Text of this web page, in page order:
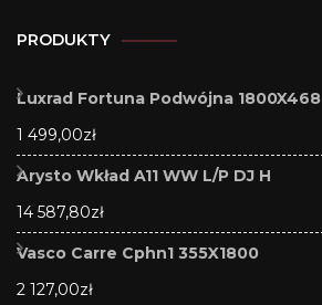
PRODUKTY
Luxrad Fortuna Podwójna 1800X468
1 499,00zł
Arysto Wkład A11 WW L/P DJ H
14 587,80zł
Vasco Carre Cphn1 355X1800
2 127,00zł